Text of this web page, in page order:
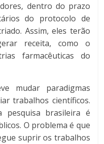
dentro do prazo
do protocolo de
Assim, eles terão
receita, como o
farmacêuticas do
mudar paradigmas
trabalhos científicos.
pesquisa brasileira é
O problema é que
suprir os trabalhos